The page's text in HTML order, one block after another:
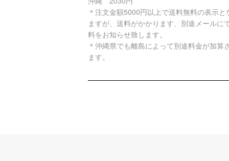
＊注文金額5000円以上で送料無料の表示と
ますが、送料がかかります、別途メールに
料をお知らせ致します。
＊沖縄県でも離島によって別途料金が加算
ます。